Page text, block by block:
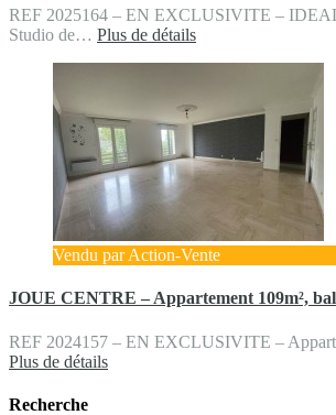
REF 2025164 – EN EXCLUSIVITE –
Studio de… Plus de détails
Vendu par Action-Vente
JOUE CENTRE – Appartement 109m²,
REF 2024157 – EN EXCLUSIVITE –
Plus de détails
Recherche